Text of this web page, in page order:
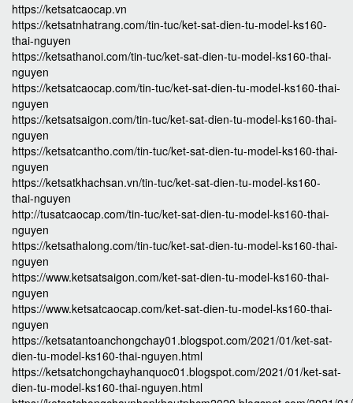
https://ketsatcaocap.vn
https://ketsatnhatrang.com/tin-tuc/ket-sat-dien-tu-model-ks160-
thai-nguyen
https://ketsathanoi.com/tin-tuc/ket-sat-dien-tu-model-ks160-thai-
nguyen
https://ketsatcaocap.com/tin-tuc/ket-sat-dien-tu-model-ks160-thai-
nguyen
https://ketsatsaigon.com/tin-tuc/ket-sat-dien-tu-model-ks160-thai-
nguyen
https://ketsatcantho.com/tin-tuc/ket-sat-dien-tu-model-ks160-thai-
nguyen
https://ketsatkhachsan.vn/tin-tuc/ket-sat-dien-tu-model-ks160-
thai-nguyen
http://tusatcaocap.com/tin-tuc/ket-sat-dien-tu-model-ks160-thai-
nguyen
https://ketsathalong.com/tin-tuc/ket-sat-dien-tu-model-ks160-thai-
nguyen
https://www.ketsatsaigon.com/ket-sat-dien-tu-model-ks160-thai-
nguyen
https://www.ketsatcaocap.com/ket-sat-dien-tu-model-ks160-thai-
nguyen
https://ketsatantoanchongchay01.blogspot.com/2021/01/ket-sat-
dien-tu-model-ks160-thai-nguyen.html
https://ketsatchongchayhanquoc01.blogspot.com/2021/01/ket-sat-
dien-tu-model-ks160-thai-nguyen.html